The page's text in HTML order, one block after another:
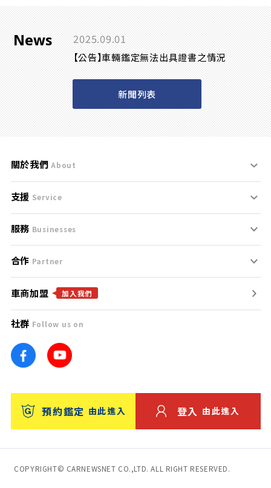
News 2025.09.01
【公告】車輛鑑定無法出具證書之情況
新聞列表
關於我們 About
刊登規範
服務條款
免責聲明
隱私權政策
團隊
車訊網
台灣優良中古車商大獎
支援 Service
支援中心
聯絡我們
服務 Businesses
什麼是Goo鑑定？
找好車
找好店
找海外車
消費者評價
保固
合作 Partner
合作夥伴
廣告合作
車商加盟 加入我們
社群 Follow us on
預約鑑定 由此進入 登入 由此進入
COPYRIGHT© CARNEWSNET CO.,LTD. ALL RIGHT RESERVED.